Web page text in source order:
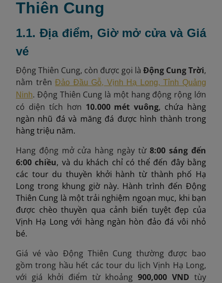
Thiên Cung
1.1. Địa điểm, Giờ mở cửa và Giá
vé
Động Thiên Cung, còn được gọi là Động Cung Trời,
nằm trênĐảo Đầu Gỗ, Vịnh Hạ Long, Tỉnh Quảng
Ninh. Động Thiên Cung là một hang động rộng lớn
có diện tích hơn 10.000 mét vuông, chứa hàng
ngàn nhũ đá và măng đá được hình thành trong
hàng triệu năm.
Hang động mở cửa hàng ngày từ8:00 sáng đến
6:00 chiều, và du khách chỉ có thể đến đây bằng
các tour du thuyền khởi hành từ thành phố Hạ
Long trong khung giờ này. Hành trình đến Động
Thiên Cung là một trải nghiệm ngoạn mục, khi bạn
được chèo thuyền qua cảnh biển tuyệt đẹp của
Vịnh Hạ Long với hàng ngàn hòn đảo đá vôi nhỏ
bé.
Giá vé vào Động Thiên Cung thường được bao
gồm trong hầu hết các tour du lịch Vịnh Hạ Long,
với giá khởi điểm từ khoảng900,000 VND tùy